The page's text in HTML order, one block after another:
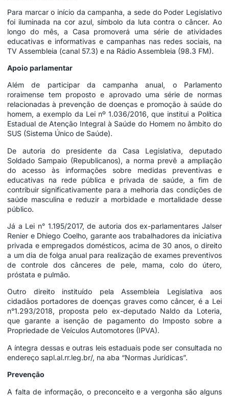
Para marcar o início da campanha, a sede do Poder Legislativo
foi iluminada na cor azul, símbolo da luta contra o câncer. Ao
longo do mês, a Casa promoverá uma série de atividades
educativas e informativas e campanhas nas redes sociais, na
TV Assembleia (canal 57.3) e na Rádio Assembleia (98.3 FM).
Apoio parlamentar
Além de participar da campanha anual, o Parlamento
roraimense tem proposto e aprovado uma série de normas
relacionadas à prevenção de doenças e promoção à saúde do
homem, a exemplo da Lei nº 1.036/2016, que institui a Política
Estadual de Atenção Integral à Saúde do Homem no âmbito do
SUS (Sistema Único de Saúde).
De autoria do presidente da Casa Legislativa, deputado
Soldado Sampaio (Republicanos), a norma prevê a ampliação
do acesso às informações sobre medidas preventivas e
educativas na rede pública e privada de saúde, a fim de
contribuir significativamente para a melhoria das condições de
saúde masculina e reduzir a morbidade e mortalidade desse
público.
Já a Lei n° 1.195/2017, de autoria dos ex-parlamentares Jalser
Renier e Dhiego Coelho, garante aos trabalhadores da iniciativa
privada e empregados domésticos, acima de 30 anos, o direito
a um dia de folga anual para realização de exames preventivos
de controle dos cânceres de pele, mama, colo do útero,
próstata e pulmão.
Outro direito instituído pela Assembleia Legislativa aos
cidadãos portadores de doenças graves como câncer, é a Lei
n°1.293/2018, proposta pelo ex-deputado Naldo da Loteria,
que garante a isenção de pagamento do Imposto sobre a
Propriedade de Veículos Automotores (IPVA).
A íntegra dessas e outras leis estaduais pode ser consultada no
endereço sapl.al.rr.leg.br/, na aba “Normas Jurídicas”.
Prevenção
A falta de informação, o preconceito e a vergonha são alguns